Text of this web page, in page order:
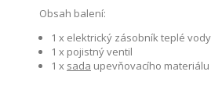
Obsah balení:
1 x elektrický zásobník teplé vody
1 x pojistný ventil
1 x sada upevňovacího materiálu